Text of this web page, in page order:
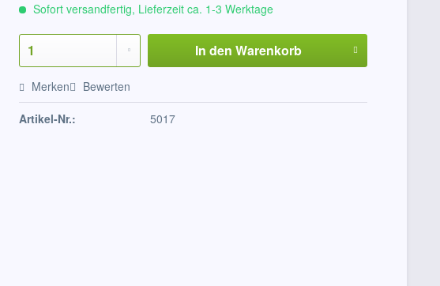
Sofort versandfertig, Lieferzeit ca. 1-3 Werktage
In den Warenkorb
Merken Bewerten
Artikel-Nr.: 5017